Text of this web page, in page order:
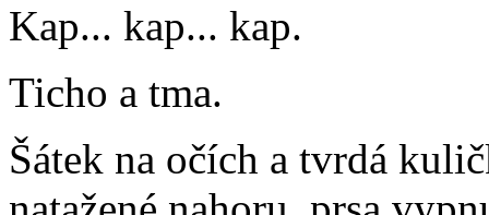
Kap... kap... kap.
Ticho a tma.
Šátek na očích a tvrdá